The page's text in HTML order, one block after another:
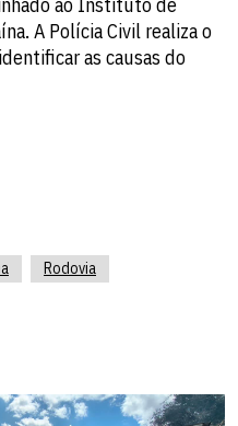
A Polícia Civil realiza o
as causas do
Rodovia